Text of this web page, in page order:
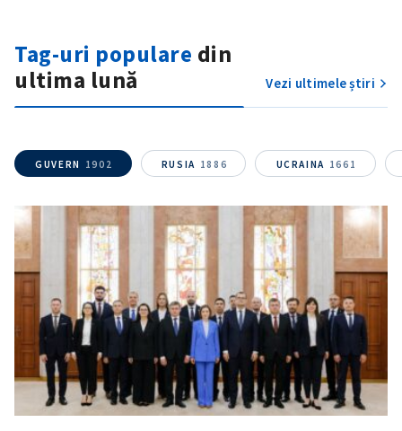
Tag-uri populare din
ultima lună
Vezi ultimele știri
GUVERN 1902 RUSIA 1886 UCRAINA 1661
ȘTIREA MEA
Titlu știre+ Adaugă titlu
Fotografie
+ Încarcă imagine